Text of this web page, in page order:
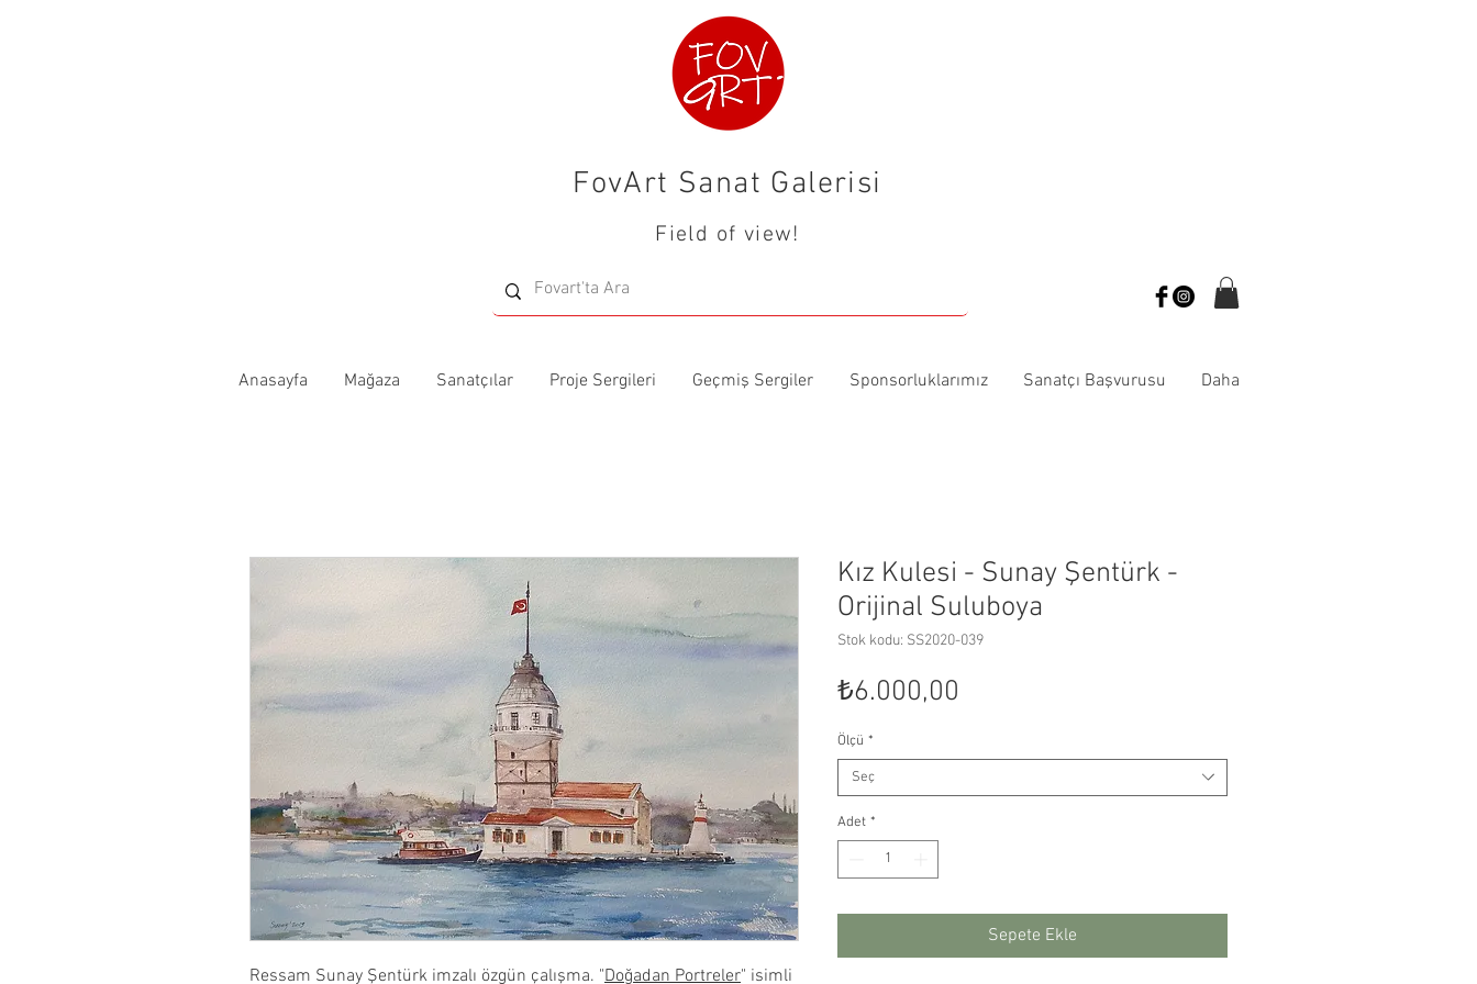
FovArt Sanat Galerisi
Field of view!
Anasayfa Mağaza Sanatçılar Proje Sergileri Geçmiş Sergiler Sponsorluklarımız Sanatçı Başvurusu Daha
Ressam Sunay Şentürk imzalı özgün çalışma. "Doğadan Portreler" isimli
Kız Kulesi - Sunay Şentürk -
Orijinal Suluboya
Stok kodu: SS2020-039
₺6.000,00
Ölçü *
Seç
Adet *
Sepete Ekle